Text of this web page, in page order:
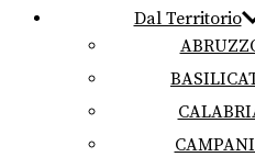
Dal Territorio